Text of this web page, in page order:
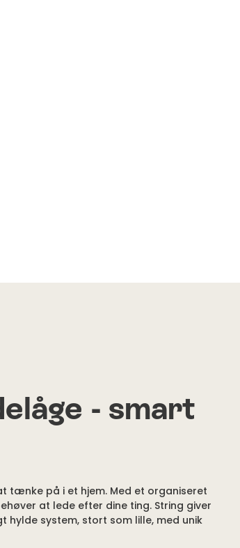
- smart
tænke på i et hjem. Med et organiseret
at lede efter dine ting. String giver
system, stort som lille, med unik